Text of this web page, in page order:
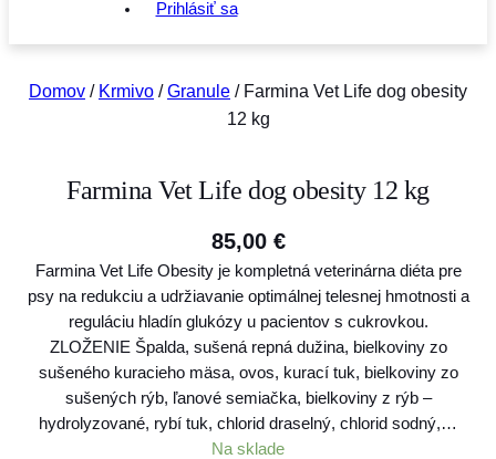
Prihlásiť sa
s
e
Domov / Krmivo /Granule / Farmina Vet Life dog obesity
12 kg
Farmina Vet Life dog obesity 12 kg
85,00 €
Farmina Vet Life Obesity je kompletná veterinárna diéta pre
psy na redukciu a udržiavanie optimálnej telesnej hmotnosti a
reguláciu hladín glukózy u pacientov s cukrovkou.
ZLOŽENIE Špalda, sušená repná dužina, bielkoviny zo
sušeného kuracieho mäsa, ovos, kurací tuk, bielkoviny zo
sušených rýb, ľanové semiačka, bielkoviny z rýb –
hydrolyzované, rybí tuk, chlorid draselný, chlorid sodný,…
Na sklade